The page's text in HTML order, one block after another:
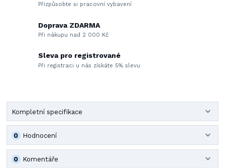
Přizpůsobte si pracovní vybavení
Doprava ZDARMA
Při nákupu nad 2 000 Kč
Sleva pro registrované
Při registraci u nás získáte 5% slevu
Kompletní specifikace
Hodnocení
0
Komentáře
0